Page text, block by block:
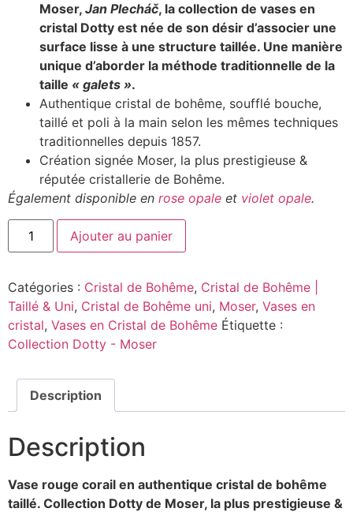
Moser, Jan Plecháč, la collection de vases en
cristal Dotty est née de son désir d’associer une
surface lisse à une structure taillée. Une manière
unique d’aborder la méthode traditionnelle de la
taille « galets ».
Authentique cristal de bohême, soufflé bouche,
taillé et poli à la main selon les mêmes techniques
traditionnelles depuis 1857.
Création signée Moser, la plus prestigieuse &
réputée cristallerie de Bohême.
Également disponible en rose opale et violet opale.
Ajouter au panier
Catégories : Cristal de Bohême, Cristal de Bohême |
Taillé & Uni, Cristal de Bohême uni, Moser, Vases en
cristal, Vases en Cristal de Bohême Étiquette :
Collection Dotty - Moser
Description
Description
Vase rouge corail en authentique cristal de bohême
taillé. Collection Dotty de Moser, la plus prestigieuse &